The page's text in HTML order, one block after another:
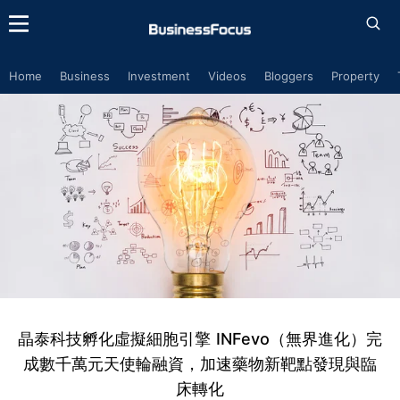
Home Business Investment Videos Bloggers Property
晶泰科技孵化虛擬細胞引擎 INFevo（無界進化）完
成數千萬元天使輪融資，加速藥物新靶點發現與臨
床轉化